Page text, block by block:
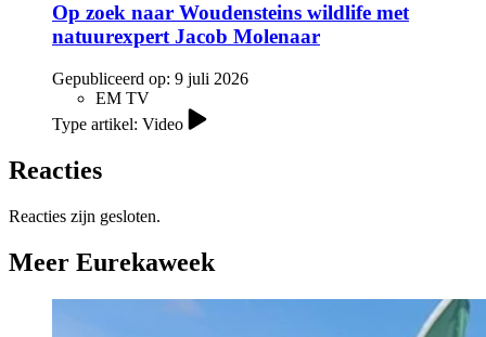
Op zoek naar Woudensteins wildlife met
natuurexpert Jacob Molenaar
Gepubliceerd op: 9 juli 2026
EM TV
Type artikel: Video
Reacties
Reacties zijn gesloten.
Meer Eurekaweek